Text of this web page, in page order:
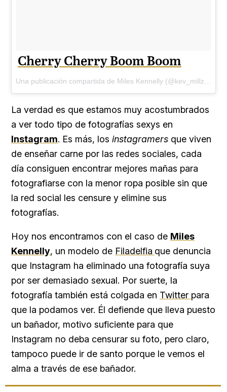
Cherry Cherry Boom Boom
La verdad es que estamos muy acostumbrados
a ver todo tipo de fotografías sexys en
Instagram. Es más, los instagramers que viven
de enseñar carne por las redes sociales, cada
día consiguen encontrar mejores mañas para
fotografiarse con la menor ropa posible sin que
la red social les censure y elimine sus
fotografías.
Hoy nos encontramos con el caso de Miles
Kennelly, un modelo de Filadelfia que denuncia
que Instagram ha eliminado una fotografía suya
por ser demasiado sexual. Por suerte, la
fotografía también está colgada en Twitter para
que la podamos ver. Él defiende que lleva puesto
un bañador, motivo suficiente para que
Instagram no deba censurar su foto, pero claro,
tampoco puede ir de santo porque le vemos el
alma a través de ese bañador.